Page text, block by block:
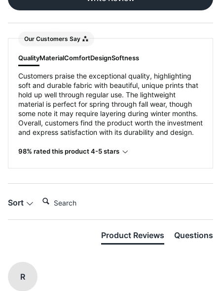
Our Customers Say
QualityMaterialComfortDesignSoftness
Customers praise the exceptional quality, highlighting
soft and durable fabric with beautiful, unique prints that
hold up well through regular use. The lightweight
material is perfect for spring through fall wear, though
some note it may require layering during winter months.
Overall, customers find the product worth the investment
and express satisfaction with its durability and design.
98% rated this product 4-5 stars
Sort
Product Reviews Questions
R